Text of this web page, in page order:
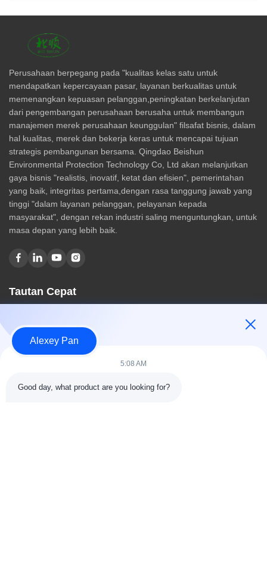
Perusahaan berpegang pada "kualitas kelas satu untuk
mendapatkan kepercayaan pasar, layanan berkualitas untuk
memenangkan kepuasan pelanggan,peningkatan berkelanjutan
dari pengembangan perusahaan berusaha untuk membangun
manajemen merek perusahaan keunggulan" filsafat bisnis, dalam
hal kualitas, merek dan bekerja keras untuk mencapai tujuan
strategis pembangunan bersama. Qingdao Beishun
Environmental Protection Technology Co, Ltd akan melanjutkan
gaya bisnis "realistis, inovatif, ketat dan efisien", pemerintahan
yang baik, integritas pertama,dengan rasa tanggung jawab yang
tinggi "dalam layanan pelanggan, pelayanan kepada
masyarakat", dengan rekan industri saling menguntungkan, untuk
masa depan yang lebih baik.
Tautan Cepat
Tentang kami
Produk
Kategori
Alexey Pan
5:08 AM
Good day, what product are you looking for?